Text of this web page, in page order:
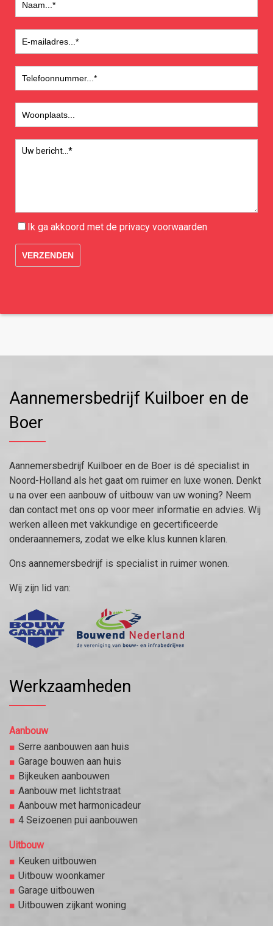
Ik ga akkoord met de privacy voorwaarden
Aannemersbedrijf Kuilboer en de
Boer
Aannemersbedrijf Kuilboer en de Boer is dé specialist in
Noord-Holland als het gaat om ruimer en luxe wonen. Denkt
u na over een aanbouw of uitbouw van uw woning? Neem
dan contact met ons op voor meer informatie en advies. Wij
werken alleen met vakkundige en gecertificeerde
onderaannemers, zodat we elke klus kunnen klaren.
Ons aannemersbedrijf is specialist in ruimer wonen.
Wij zijn lid van:
Werkzaamheden
Aanbouw
Serre aanbouwen aan huis
Garage bouwen aan huis
Bijkeuken aanbouwen
Aanbouw met lichtstraat
Aanbouw met harmonicadeur
4 Seizoenen pui aanbouwen
Uitbouw
Keuken uitbouwen
Uitbouw woonkamer
Garage uitbouwen
Uitbouwen zijkant woning